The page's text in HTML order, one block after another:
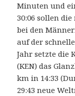
Minuten und
30:06 sollen
bei den
auf der
Jahr setzte die
(KEN) das
km in 14:33
29:43 neue